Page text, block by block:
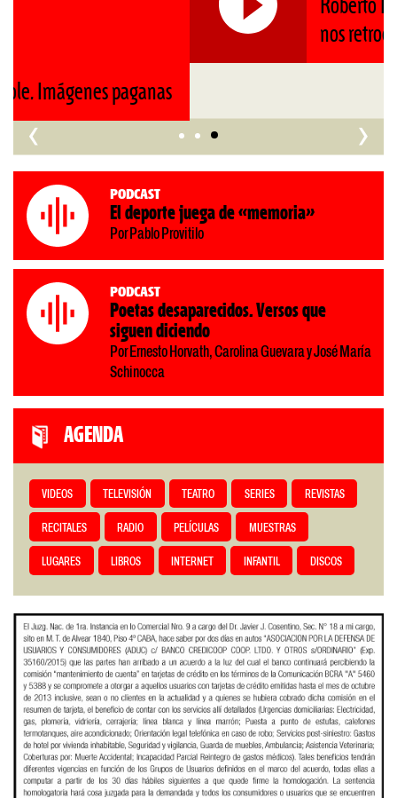
Roberto Pompa. «La reforma
nos retrocede al siglo XIX»
‹ ›
Podcast
El deporte juega de «memoria»
Por Pablo Provitilo
Podcast
Poetas desaparecidos. Versos que
siguen diciendo
Por Ernesto Horvath, Carolina Guevara y José María
Schinocca
AGENDA
VIDEOS TELEVISIÓN TEATRO SERIES REVISTAS
RECITALES RADIO PELÍCULAS MUESTRAS
LUGARES LIBROS INTERNET INFANTIL DISCOS